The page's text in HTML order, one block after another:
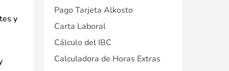
y
Pago Tarjeta Alkosto
Carta Laboral
Cálculo del IBC
Calculadora de Horas Extras